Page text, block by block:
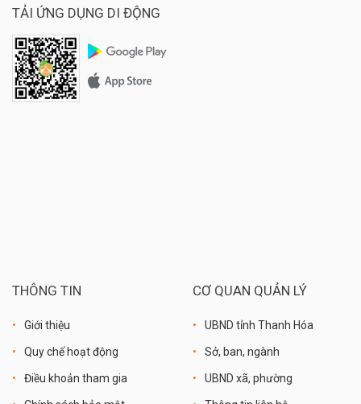
TẢI ỨNG DỤNG DI ĐỘNG
THÔNG TIN
Giới thiệu
Quy chế hoạt động
Điều khoản tham gia
CƠ QUAN QUẢN LÝ
UBND tỉnh Thanh Hóa
Sở, ban, ngành
UBND xã, phường